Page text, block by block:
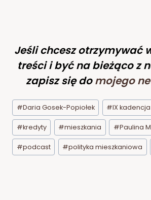
Jeśli chcesz otrzymywać
treści i być na bieżąco z
zapisz się do mojego
Tagi
wpisu:
#Daria Gosek-Popiołek #IX
#kredyty #mieszkania #Paulina
#podcast #polityka mieszkaniowa